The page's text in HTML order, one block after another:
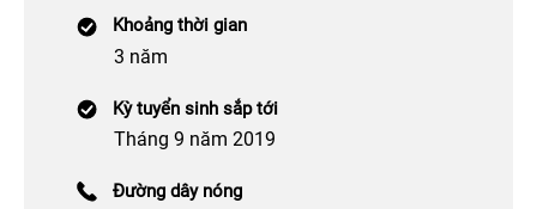
Khoảng thời gian
3 năm
Kỳ tuyển sinh sắp tới
Tháng 9 năm 2019
Đường dây nóng